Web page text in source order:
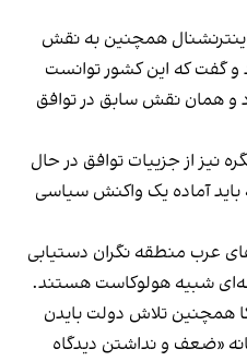
اینترنشنال همچنین به نقش
و گفت که این کشور توانست
و همان نقش سابق در توافق
نیز از جزییات توافق در حال
آماده یک واکنش سیاسی
عرب منطقه نگران دستیابی
شبیه هولوکاست هستند.
همچنین تلاش دولت بایدن
«ضعف و نداشتن دیدگاه